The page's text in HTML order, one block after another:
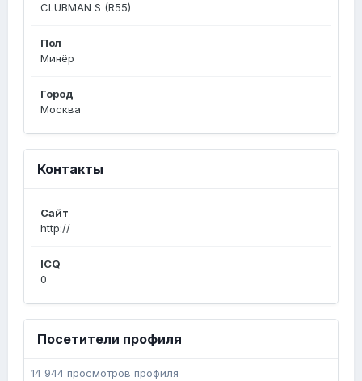
CLUBMAN S (R55)
Пол
Минёр
Город
Москва
Контакты
Сайт
http://
ICQ
0
Посетители профиля
14 944 просмотров профиля